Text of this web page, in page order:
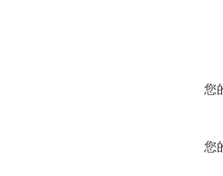
您
您